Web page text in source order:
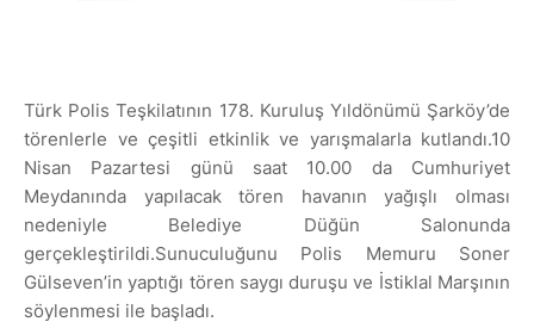
Türk Polis Teşkilatının 178. Kuruluş Yıldönümü Şarköy’de
törenlerle ve çeşitli etkinlik ve yarışmalarla kutlandı.10
Nisan Pazartesi günü saat 10.00 da Cumhuriyet
Meydanında yapılacak tören havanın yağışlı olması
nedeniyle Belediye Düğün Salonunda
gerçekleştirildi.Sunuculuğunu Polis Memuru Soner
Gülseven’in yaptığı tören saygı duruşu ve İstiklal Marşının
söylenmesi ile başladı.